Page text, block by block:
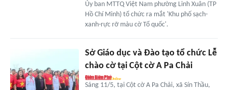
Ủy ban MTTQ Việt Nam phường Linh Xuân (TP
Hồ Chí Minh) tổ chức ra mắt 'Khu phố sạch-
xanh-rực rỡ màu cờ Tổ quốc'.
Sở Giáo dục và Đào tạo tổ chức Lễ
chào cờ tại Cột cờ A Pa Chải
Sáng 11/5, tại Cột cờ A Pa Chải, xã Sín Thầu,